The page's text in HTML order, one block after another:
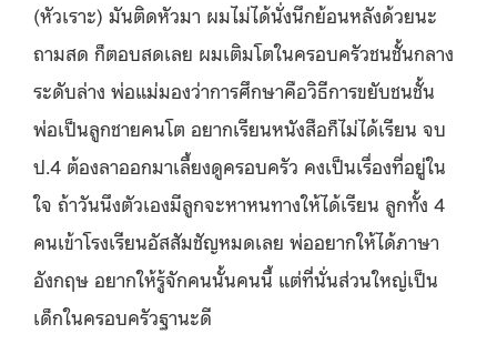
(หัวเราะ) มันติดหัวมา ผมไม่ได้นั่งนึกย้อนหลังด้วยนะ
ถามสด ก็ตอบสดเลย ผมเติมโตในครอบครัวชนชั้นกลาง
ระดับล่าง พ่อแม่มองว่าการศึกษาคือวิธีการขยับชนชั้น
พ่อเป็นลูกชายคนโต อยากเรียนหนังสือก็ไม่ได้เรียน จบ
ป.4 ต้องลาออกมาเลี้ยงดูครอบครัว คงเป็นเรื่องที่อยู่ใน
ใจ ถ้าวันนึงตัวเองมีลูกจะหาหนทางให้ได้เรียน ลูกทั้ง 4
คนเข้าโรงเรียนอัสสัมชัญหมดเลย พ่ออยากให้ได้ภาษา
อังกฤษ อยากให้รู้จักคนนั้นคนนี้ แต่ที่นั่นส่วนใหญ่เป็น
เด็กในครอบครัวฐานะดี